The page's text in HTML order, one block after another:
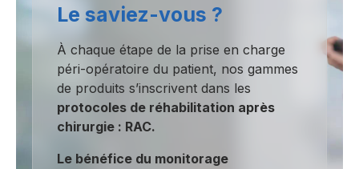
Le saviez-vous ?
À chaque étape de la prise en charge
péri-opératoire du patient, nos gammes
de produits s’inscrivent dans les
protocoles de réhabilitation après
chirurgie : RAC.
Le bénéfice du monitorage